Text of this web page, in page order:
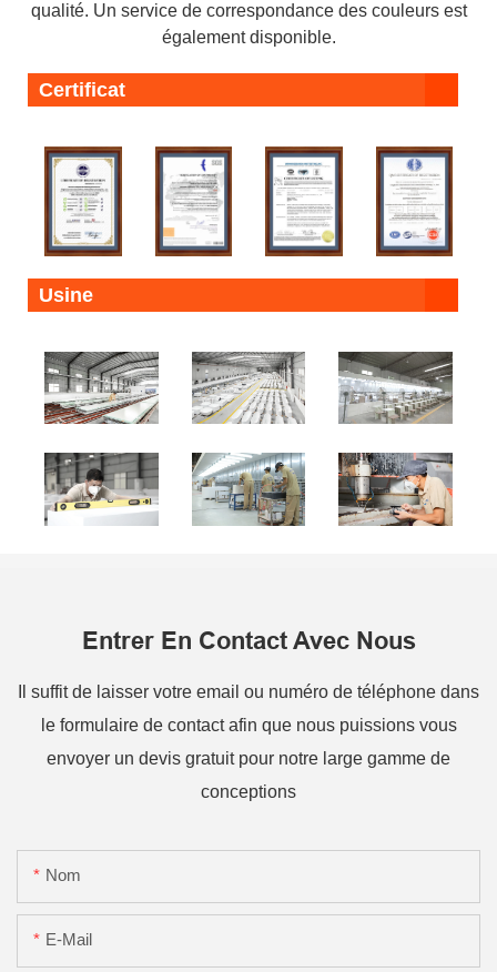
qualité. Un service de correspondance des couleurs est
également disponible.
Certificat
Usine
Entrer En Contact Avec Nous
Il suffit de laisser votre email ou numéro de téléphone dans
le formulaire de contact afin que nous puissions vous
envoyer un devis gratuit pour notre large gamme de
conceptions
Nom
E-Mail